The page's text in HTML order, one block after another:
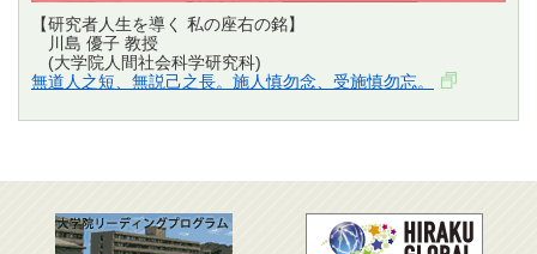
【研究者人生を導く 私の座右の銘】
川島 優子 教授
(大学院人間社会科学研究科)
無道人之短、無説己之長。施人慎勿念、受施慎勿忘。